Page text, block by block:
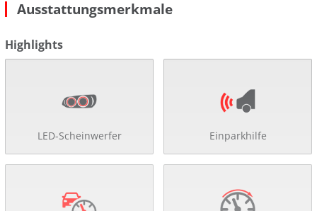
Ausstattungsmerkmale
Highlights
LED-Scheinwerfer Einparkhilfe